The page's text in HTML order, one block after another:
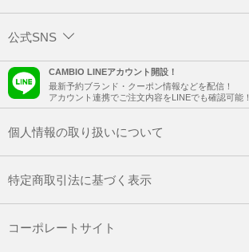
公式SNS
CAMBIO LINEアカウント開設！
最新予約ブランド・クーポン情報などを配信！
アカウント連携でご注文内容をLINEでも確認可能！
個人情報の取り扱いについて
特定商取引法に基づく表示
コーポレートサイト